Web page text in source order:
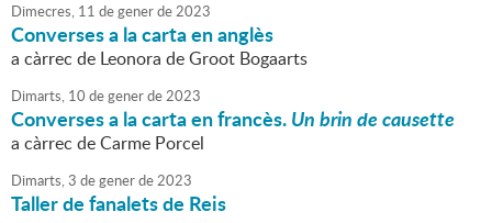
Dimecres, 11 degenerde2023
Converses a la carta en anglès
a càrrec de Leonora de Groot Bogaarts
Dimarts, 10 degenerde2023
Converses a la carta en francès.Un brin de causette
a càrrec de Carme Porcel
Dimarts,3 degenerde2023
Taller de fanalets de Reis